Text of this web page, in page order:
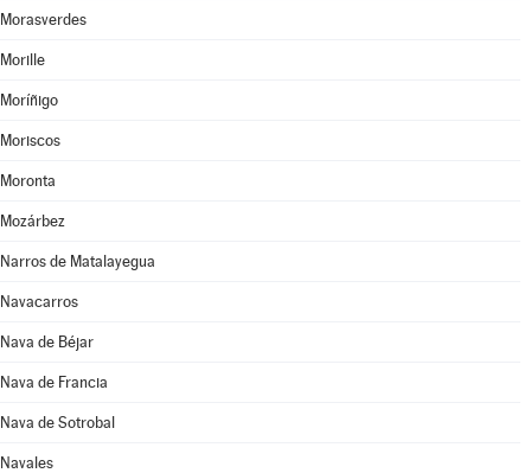
Morasverdes
Morille
Moríñigo
Moriscos
Moronta
Mozárbez
Narros de Matalayegua
Navacarros
Nava de Béjar
Nava de Francia
Nava de Sotrobal
Navales